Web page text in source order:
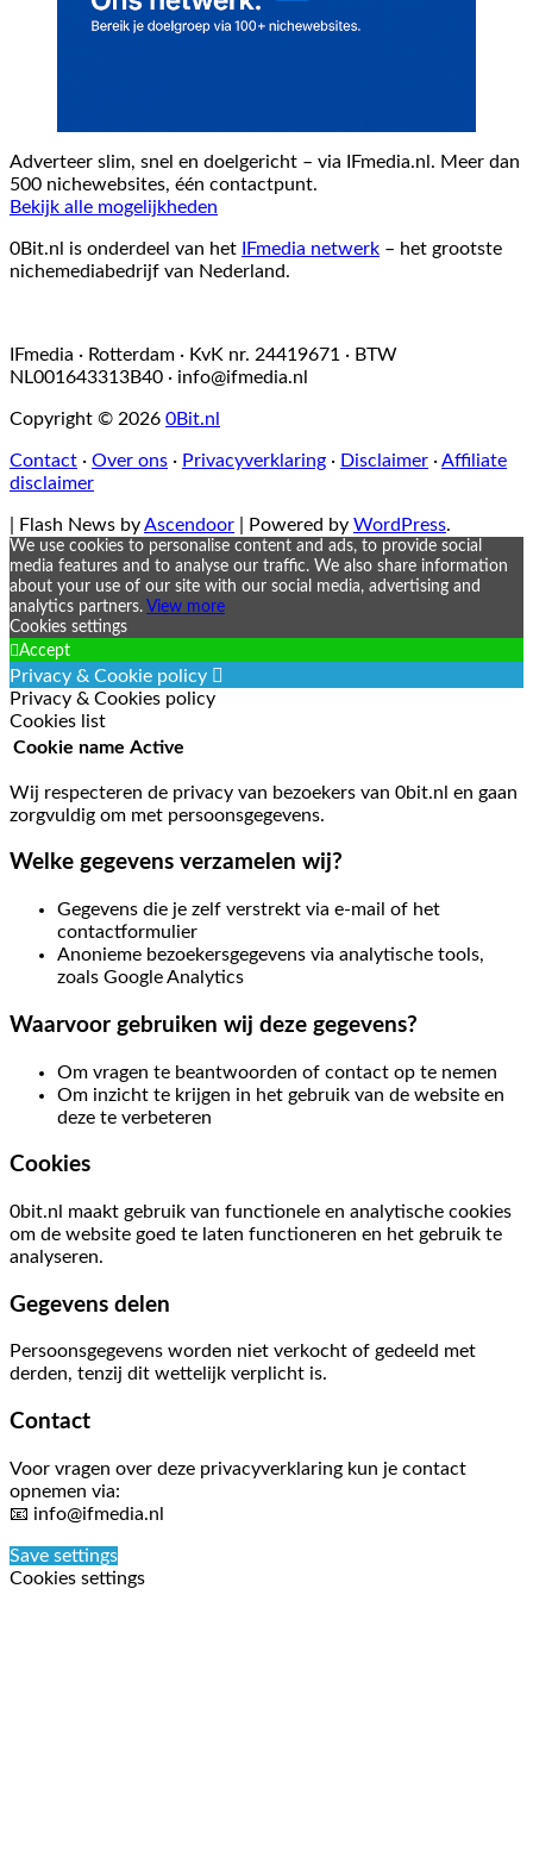
Adverteer slim, snel en doelgericht – via IFmedia.nl. Meer dan
500 nichewebsites, één contactpunt.
Bekijk alle mogelijkheden
0Bit.nl is onderdeel van het IFmedia netwerk – het grootste
nichemediabedrijf van Nederland.
IFmedia · Rotterdam · KvK nr. 24419671 · BTW
NL001643313B40 · info@ifmedia.nl
Copyright © 2026 0Bit.nl
Contact · Over ons · Privacyverklaring · Disclaimer ·Affiliate
disclaimer
| Flash News byAscendoor | Powered by WordPress.
We use cookies to personalise content and ads, to provide social
media features and to analyse our traffic. We also share information
about your use of our site with our social media, advertising and
analytics partners. View more
Cookies settings
Accept
Privacy & Cookie policy
Privacy & Cookies policy
Cookies list
Cookie name Active
Wij respecteren de privacy van bezoekers van 0bit.nl en gaan
zorgvuldig om met persoonsgegevens.
Welke gegevens verzamelen wij?
Gegevens die je zelf verstrekt via e-mail of het
contactformulier
Anonieme bezoekersgegevens via analytische tools,
zoals Google Analytics
Waarvoor gebruiken wij deze gegevens?
Om vragen te beantwoorden of contact op te nemen
Om inzicht te krijgen in het gebruik van de website en
deze te verbeteren
Cookies
0bit.nl maakt gebruik van functionele en analytische cookies
om de website goed te laten functioneren en het gebruik te
analyseren.
Gegevens delen
Persoonsgegevens worden niet verkocht of gedeeld met
derden, tenzij dit wettelijk verplicht is.
Contact
Voor vragen over deze privacyverklaring kun je contact
opnemen via:
📧 info@ifmedia.nl
Save settings
Cookies settings